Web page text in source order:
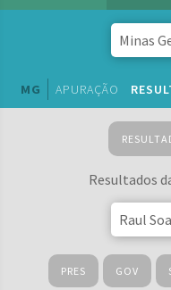
MG APURAÇÃO
Resultados
PRES GOV